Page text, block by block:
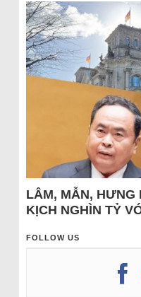
LÂM, MẪN, HƯNG
KỊCH NGHÌN TỶ
FOLLOW US